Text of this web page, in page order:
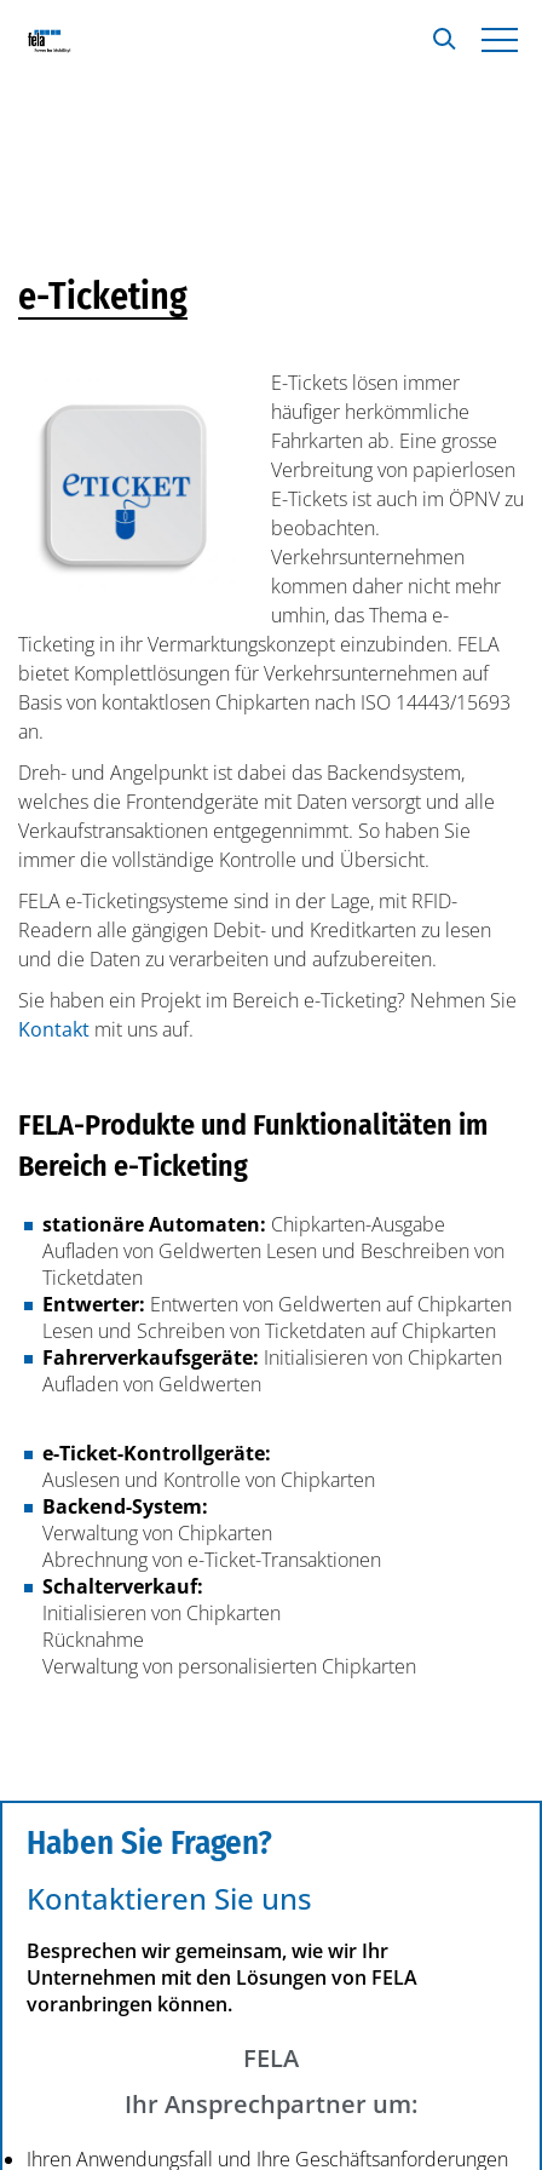
e-Ticketing
E-Tickets lösen immer
häufiger herkömmliche
Fahrkarten ab. Eine grosse
Verbreitung von papierlosen
E-Tickets ist auch im ÖPNV zu
beobachten.
Verkehrsunternehmen
kommen daher nicht mehr
umhin, das Thema e-
Ticketing in ihr Vermarktungskonzept einzubinden. FELA
bietet Komplettlösungen für Verkehrsunternehmen auf
Basis von kontaktlosen Chipkarten nach ISO 14443/15693
an.
Dreh- und Angelpunkt ist dabei das Backendsystem,
welches die Frontendgeräte mit Daten versorgt und alle
Verkaufstransaktionen entgegennimmt. So haben Sie
immer die vollständige Kontrolle und Übersicht.
FELA e-Ticketingsysteme sind in der Lage, mit RFID-
Readern alle gängigen Debit- und Kreditkarten zu lesen
und die Daten zu verarbeiten und aufzubereiten.
Sie haben ein Projekt im Bereich e-Ticketing? Nehmen Sie
Kontakt mit uns auf.
FELA-Produkte und Funktionalitäten im
Bereich e-Ticketing
stationäre Automaten: Chipkarten-Ausgabe
Aufladen von Geldwerten Lesen und Beschreiben von
Ticketdaten
Entwerter: Entwerten von Geldwerten auf Chipkarten
Lesen und Schreiben von Ticketdaten auf Chipkarten
Fahrerverkaufsgeräte: Initialisieren von Chipkarten
Aufladen von Geldwerten
e-Ticket-Kontrollgeräte:
Auslesen und Kontrolle von Chipkarten
Backend-System:
Verwaltung von Chipkarten
Abrechnung von e-Ticket-Transaktionen
Schalterverkauf:
Initialisieren von Chipkarten
Rücknahme
Verwaltung von personalisierten Chipkarten
Haben Sie Fragen?
Kontaktieren Sie uns
Besprechen wir gemeinsam, wie wir Ihr
Unternehmen mit den Lösungen von FELA
voranbringen können.
FELA
Ihr Ansprechpartner um:
Ihren Anwendungsfall und Ihre Geschäftsanforderungen